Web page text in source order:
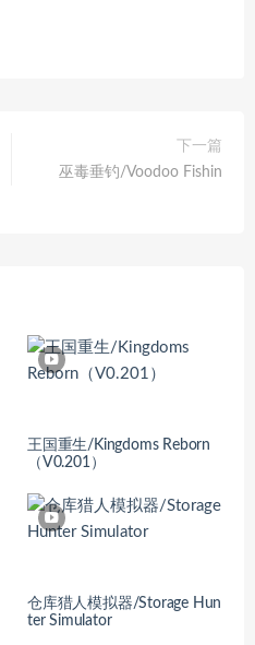
下一篇
巫毒垂钓/Voodoo Fishin
王国重生/Kingdoms Reborn
（V0.201）
仓库猎人模拟器/Storage Hun
ter Simulator